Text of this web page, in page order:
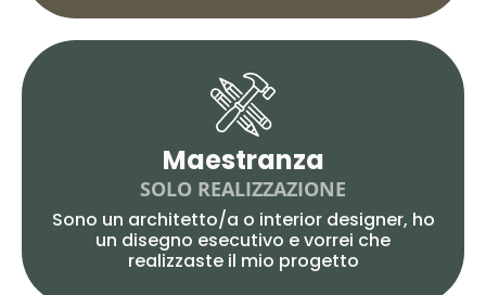
Maestranza
SOLO REALIZZAZIONE
Sono un architetto/a o interior designer, ho
un disegno esecutivo e vorrei che
realizzaste il mio progetto